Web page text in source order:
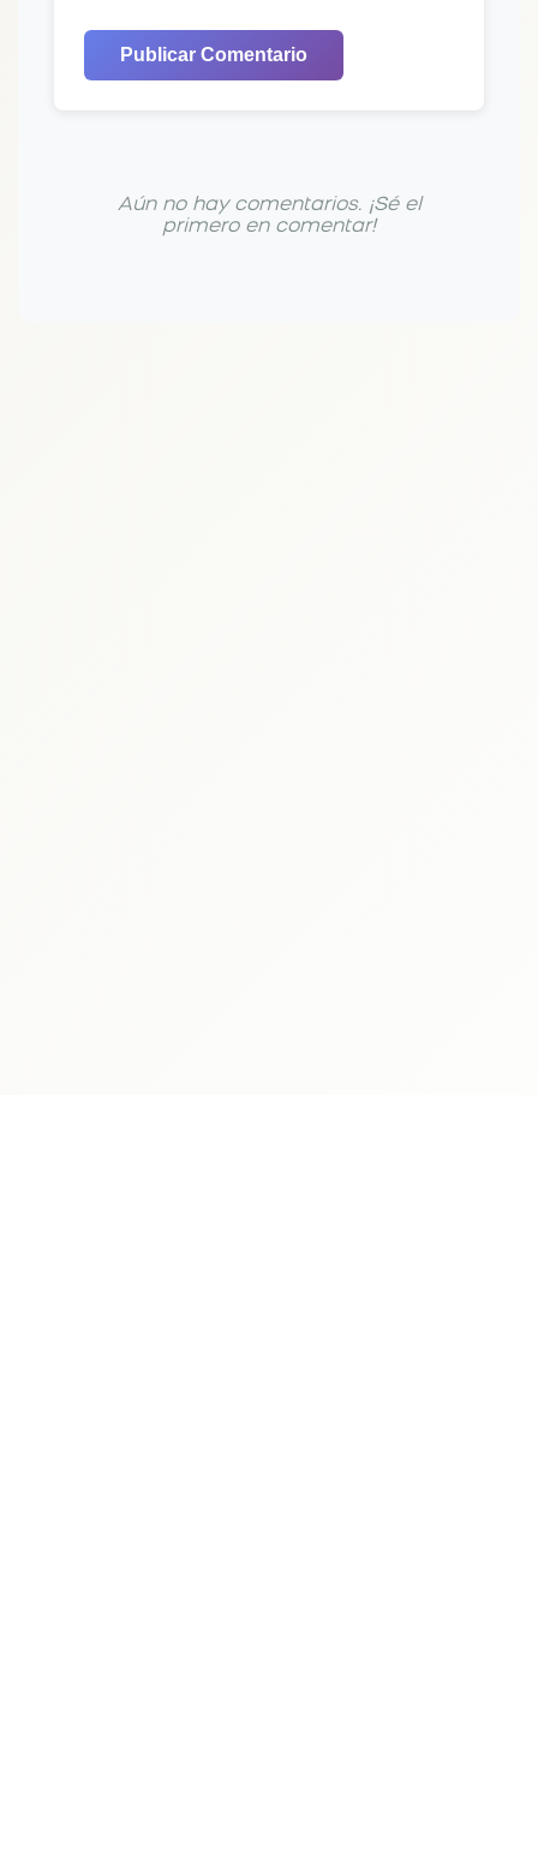
Publicar Comentario
Aún no hay comentarios. ¡Sé el
primero en comentar!